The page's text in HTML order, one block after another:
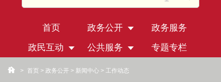
首页 政务公开
政务服务
政民互动
公共服务 专题专栏
> 首页 > 政务公开 > 新闻中心 > 工作动态